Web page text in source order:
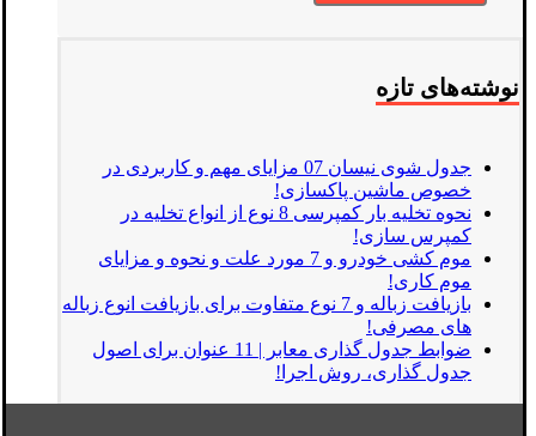
نوشته‌های تازه
جدول شوی نیسان 07 مزایای مهم و کاربردی در
خصوص ماشین پاکسازی!
نحوه تخلیه بار کمپرسی 8 نوع از انواع تخلیه در
کمپرس سازی!
موم کشی خودرو و 7 مورد علت و نحوه و مزایای
موم کاری!
بازیافت زباله و 7 نوع متفاوت برای بازیافت انوع زباله
های مصرفی!
ضوابط جدول گذاری معابر | 11 عنوان برای اصول
جدول گذاری، روش اجرا!